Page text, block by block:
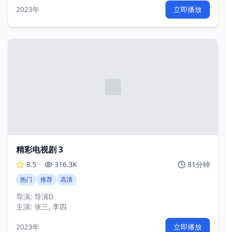
2023年 立即播放
精彩电视剧 3
8.5 316.3K 81分钟
热门 推荐 高清
导演: 导演D
主演: 张三, 李四
2023年 立即播放